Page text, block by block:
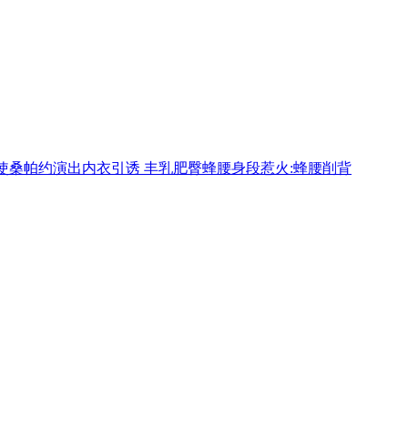
桑帕约演出内衣引诱 丰乳肥臀蜂腰身段惹火:蜂腰削背